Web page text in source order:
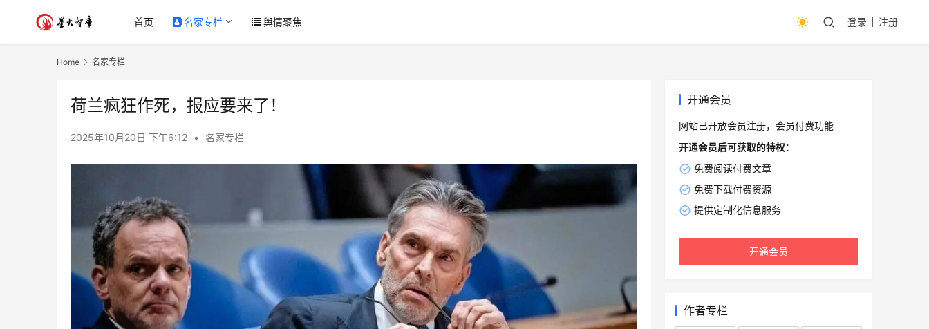
首页 名家专栏 舆情聚焦 登录 注册
Home 名家专栏
荷兰疯狂作死，报应要来了！
2025年10月20日 下午6:12 • 名家专栏
开通会员
网站已开放会员注册，会员付费功能
开通会员后可获取的特权：
免费阅读付费文章
免费下载付费资源
提供定制化信息服务
开通会员
作者专栏